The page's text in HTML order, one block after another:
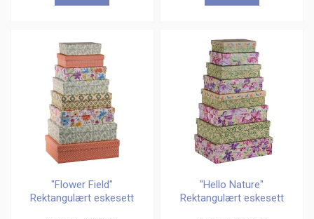
"Flower Field"
Rektangulært eskesett
"Hello Nature"
Rektangulært eskesett